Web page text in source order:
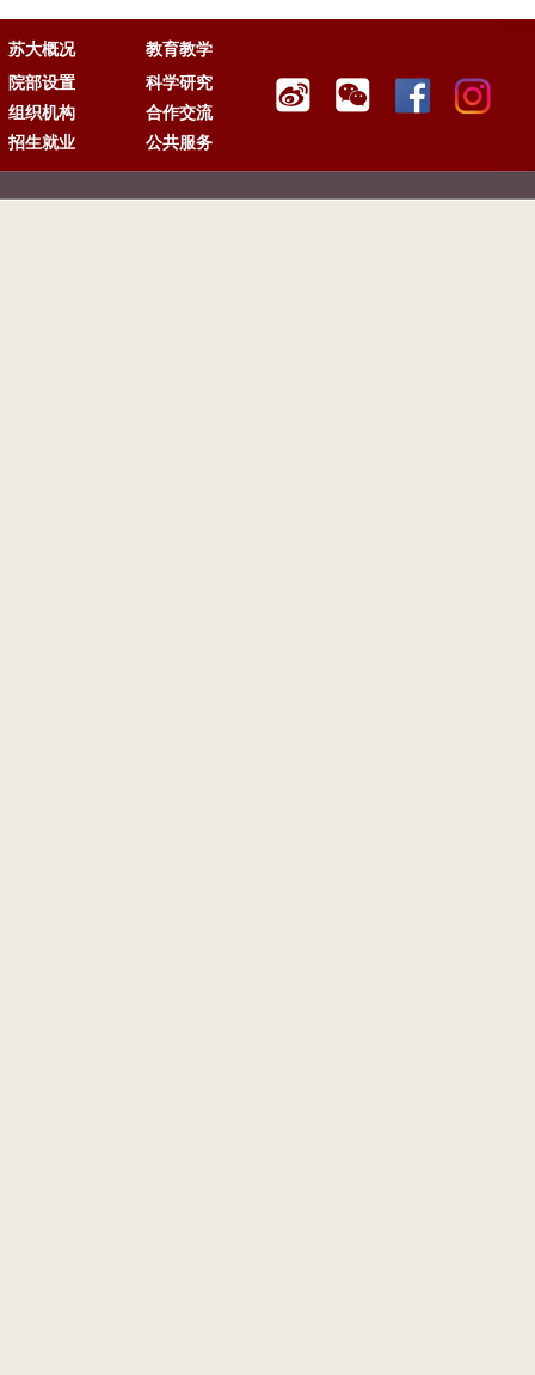
苏大概况
教育教学
院部设置
科学研究
组织机构
合作交流
招生就业
公共服务